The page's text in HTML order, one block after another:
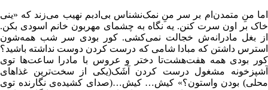
اما منِ متمدن‌ام بر سر منِ نمک‌نشناس بی‌ادبم نهیب می‌زند که «ینی
خاک بر اون سرت کنن. یه نگاه به چشمای مهربون خانم اسودی بکن.
از بغل مادرانه‌ش خجالت نمی‌کشی. کور بودی سر شب همه‌شون
استرس داشتن که مبادا شامی که درست کردن دوست نداشته باشید؟
کور بودی همه هفت‌هشت‌تا دختر و عروس با مادرا ساعت‌ها توی
آشپزخونه مشغول درست کردن آشَک(یکی از سخت‌ترین غذاهای
محلی) بودن واستون؟» کیش… کیش…(صدای کشیده‌ی نگارنده توی